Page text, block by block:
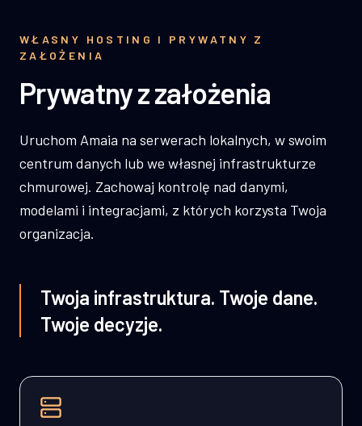
WŁASNY HOSTING I PRYWATNY Z
ZAŁOŻENIA
Prywatny z założenia
Uruchom Amaia na serwerach lokalnych, w swoim
centrum danych lub we własnej infrastrukturze
chmurowej. Zachowaj kontrolę nad danymi,
modelami i integracjami, z których korzysta Twoja
organizacja.
Twoja infrastruktura. Twoje dane.
Twoje decyzje.